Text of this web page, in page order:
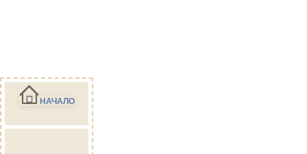
НАЧАЛО